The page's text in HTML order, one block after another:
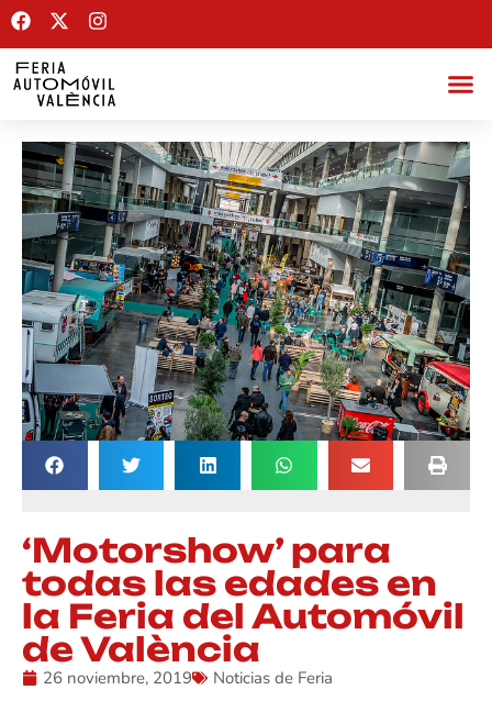
‘Motorshow’ para
todas las edades en
la Feria del Automóvil
de València
26 noviembre, 2019 Noticias de Feria